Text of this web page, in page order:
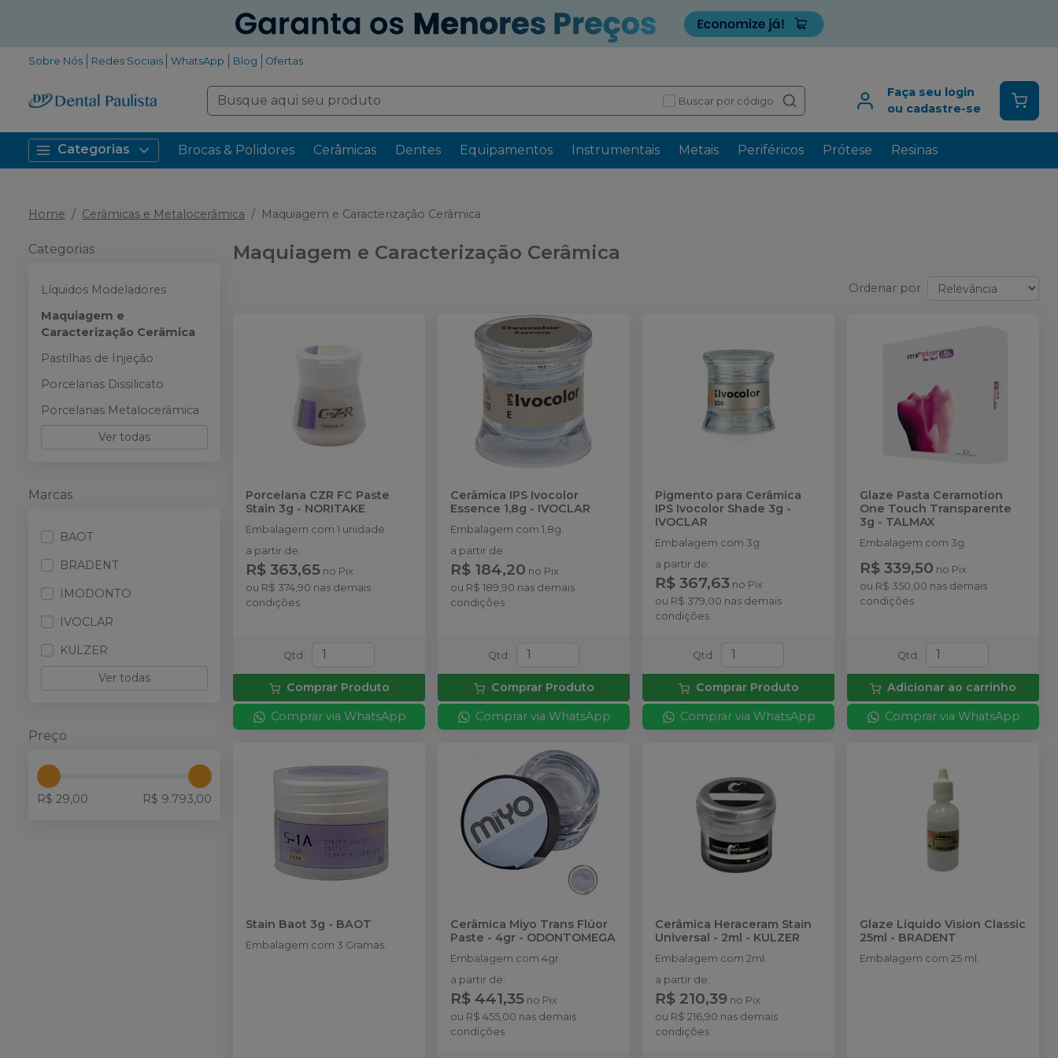
Sobre Nós Redes Sociais WhatsApp Blog Ofertas
Buscar por código
Faça seu login
ou cadastre-se
Categorias Brocas & Polidores Cerâmicas Dentes Equipamentos Instrumentais Metais Periféricos Prótese Resinas
Home Cerâmicas e Metalocerâmica Maquiagem e Caracterização Cerâmica
Categorias
Líquidos Modeladores
Maquiagem e
Caracterização Cerâmica
Pastilhas de Injeção
Porcelanas Dissilicato
Porcelanas Metalocerâmica
Ver todas
Marcas
BAOT
BRADENT
IMODONTO
IVOCLAR
KULZER
Ver todas
Preço
R$ 29,00 R$ 9.793,00
Maquiagem e Caracterização Cerâmica
Ordenar por
Porcelana CZR FC Paste
Stain 3g - NORITAKE
Embalagem com 1 unidade
a partir de:
R$ 363,65 no Pix
ou R$ 374,90 nas demais
condições
Qtd:
Comprar Produto
Comprar via WhatsApp
Cerâmica IPS Ivocolor
Essence 1,8g - IVOCLAR
Embalagem com 1,8g.
a partir de:
R$ 184,20 no Pix
ou R$ 189,90 nas demais
condições
Qtd:
Comprar Produto
Comprar via WhatsApp
Pigmento para Cerâmica
IPS Ivocolor Shade 3g -
IVOCLAR
Embalagem com 3g.
a partir de:
R$ 367,63 no Pix
ou R$ 379,00 nas demais
condições
Qtd:
Comprar Produto
Comprar via WhatsApp
Glaze Pasta Ceramotion
One Touch Transparente
3g - TALMAX
Embalagem com 3g.
R$ 339,50 no Pix
ou R$ 350,00 nas demais
condições
Qtd:
Adicionar ao carrinho
Comprar via WhatsApp
Stain Baot 3g - BAOT
Embalagem com 3 Gramas.
Cerâmica Miyo Trans Flúor
Paste - 4gr - ODONTOMEGA
Embalagem com 4gr.
a partir de:
R$ 441,35 no Pix
ou R$ 455,00 nas demais
condições
Cerâmica Heraceram Stain
Universal - 2ml - KULZER
Embalagem com 2ml.
a partir de:
R$ 210,39 no Pix
ou R$ 216,90 nas demais
condições
Glaze Líquido Vision Classic
25ml - BRADENT
Embalagem com 25 ml.